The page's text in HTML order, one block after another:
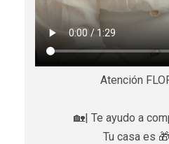
Atención
🏡| Te ayudo a
Tu casa es